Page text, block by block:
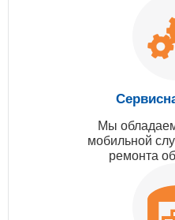
Мы
мобильной
ремонта